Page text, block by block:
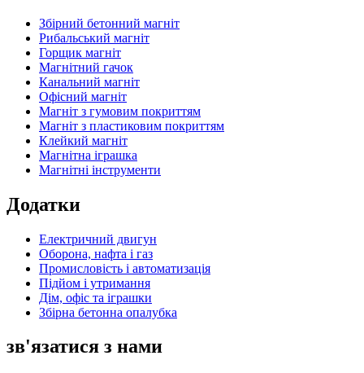
Збірний бетонний магніт
Рибальський магніт
Горщик магніт
Магнітний гачок
Канальний магніт
Офісний магніт
Магніт з гумовим покриттям
Магніт з пластиковим покриттям
Клейкий магніт
Магнітна іграшка
Магнітні інструменти
Додатки
Електричний двигун
Оборона, нафта і газ
Промисловість і автоматизація
Підйом і утримання
Дім, офіс та іграшки
Збірна бетонна опалубка
зв'язатися з нами